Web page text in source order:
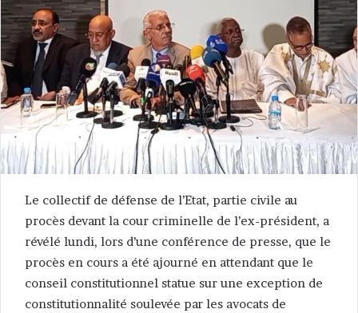
Le collectif de défense de l’Etat, partie civile au
procès devant la cour criminelle de l’ex-président, a
révélé lundi, lors d’une conférence de presse, que le
procès en cours a été ajourné en attendant que le
conseil constitutionnel statue sur une exception de
constitutionnalité soulevée par les avocats de